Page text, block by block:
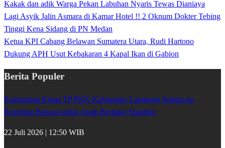
Kakak dan adik Warga Pekan Labuhan Nyaris Tewas Dianiaya
Lagi Asyik Jalin Asmara di Kamar Hotel !! 2 Oknum Dokter Tebing
Tinggi Kena Sidang di PN Medan
Ketua KPI Cabang Belawan Sumatera Utara, Rudi Hartono
Dukung APH Usut Kebakaran 4 Kapal Ikan di Gabion
Berita Populer
Kunjungan Ketua TP PKK Kabupaten Lampung Selatan ke
Penerima Bansos untuk Anak Berisiko Stunting
22 Juli 2026 | 12:50 WIB